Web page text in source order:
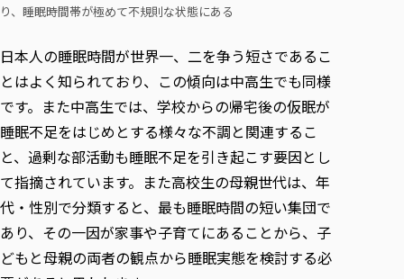
り、睡眠時間帯が極めて不規則な状態にある
日本人の睡眠時間が世界一、二を争う短さであるこ
とはよく知られており、この傾向は中高生でも同様
です。また中高生では、学校からの帰宅後の仮眠が
睡眠不足をはじめとする様々な不調と関連するこ
と、過剰な部活動も睡眠不足を引き起こす要因とし
て指摘されています。また高校生の母親世代は、年
代・性別で分類すると、最も睡眠時間の短い集団で
あり、その一因が家事や子育てにあることから、子
どもと母親の両者の観点から睡眠実態を検討する必